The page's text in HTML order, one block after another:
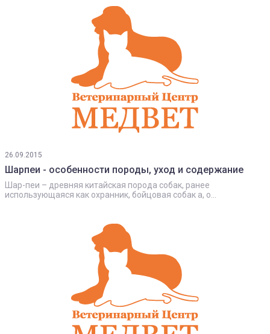
26.09.2015
Шарпеи - особенности породы, уход и содержание
Шар-пеи – древняя китайская порода собак, ранее
использующаяся как охранник, бойцовая собак а, о...